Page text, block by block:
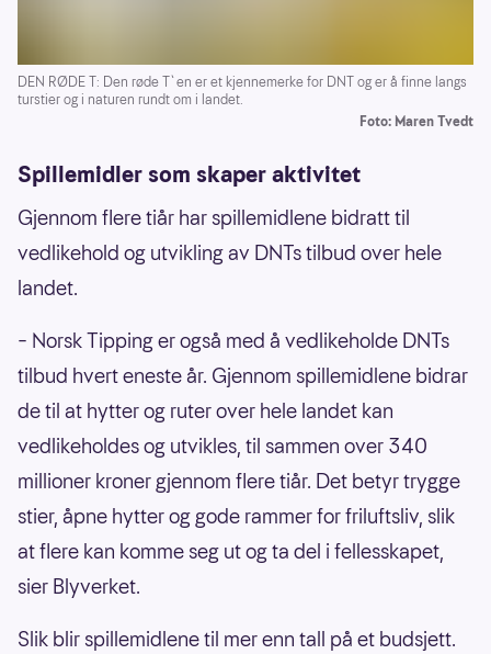
DEN RØDE T: Den røde T`en er et kjennemerke for DNT og er å finne langs
turstier og i naturen rundt om i landet.
Foto: Maren Tvedt
Spillemidler som skaper aktivitet
Gjennom flere tiår har spillemidlene bidratt til
vedlikehold og utvikling av DNTs tilbud over hele
landet.
– Norsk Tipping er også med å vedlikeholde DNTs
tilbud hvert eneste år. Gjennom spillemidlene bidrar
de til at hytter og ruter over hele landet kan
vedlikeholdes og utvikles, til sammen over 340
millioner kroner gjennom flere tiår. Det betyr trygge
stier, åpne hytter og gode rammer for friluftsliv, slik
at flere kan komme seg ut og ta del i fellesskapet,
sier Blyverket.
Slik blir spillemidlene til mer enn tall på et budsjett.